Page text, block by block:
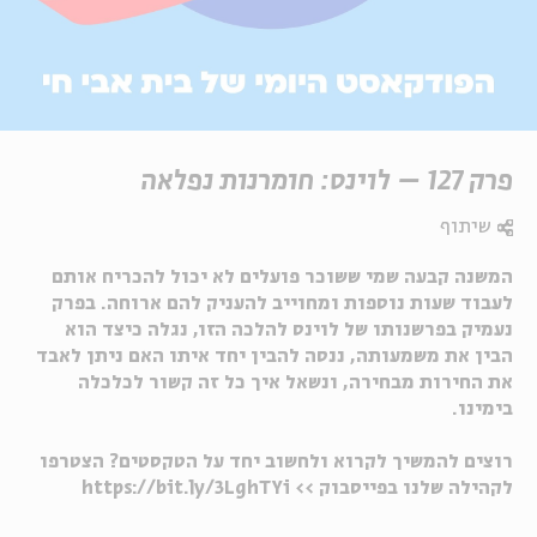
פרק 127 – לוינס: חומרנות נפלאה
המשנה קבעה שמי ששוכר פועלים לא יכול להכריח אותם
לעבוד שעות נוספות ומחוייב להעניק להם ארוחה. בפרק
נעמיק בפרשנותו של לוינס להלכה הזו, נגלה כיצד הוא
הבין את משמעותה, ננסה להבין יחד איתו האם ניתן לאבד
את החירות מבחירה, ונשאל איך כל זה קשור לכלכלה
בימינו.
רוצים להמשיך לקרוא ולחשוב יחד על הטקסטים? הצטרפו
לקהילה שלנו בפייסבוק >>
שיתוף